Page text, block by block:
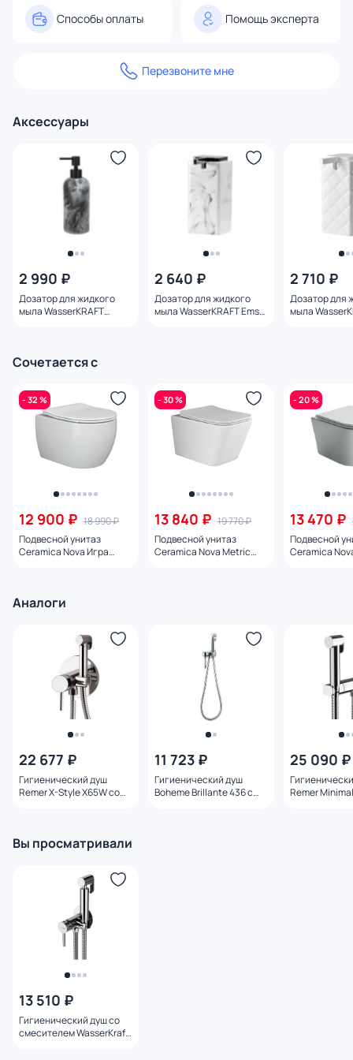
Способы оплаты Помощь эксперта
Перезвоните мне
Аксессуары
2 990 ₽
Дозатор для жидкого
мыла WasserKRAFT
2 640 ₽
Дозатор для жидкого
мыла WasserKRAFT Ems
2 710 ₽
Дозатор для
мыла
Сочетается с
- 32 %
12 900 ₽ 18 990 ₽
Подвесной унитаз
Ceramica Nova Игра
- 30 %
13 840 ₽ 19 770 ₽
Подвесной унитаз
Ceramica Nova Metric
- 20 %
13 470 ₽
Подвесной
Ceramica
Аналоги
22 677 ₽
Гигиенический душ
Remer X-Style X65W со
11 723 ₽
Гигиенический душ
Boheme Brillante 436 с
25 090 ₽
Remer
Вы просматривали
13 510 ₽
Гигиенический душ со
смесителем WasserKraft